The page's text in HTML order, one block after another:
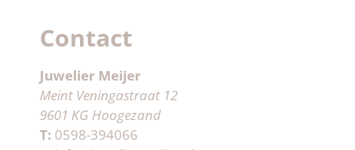
Contact
Juwelier Meijer
Meint Veningastraat 12
9601 KG Hoogezand
T: 0598-394066